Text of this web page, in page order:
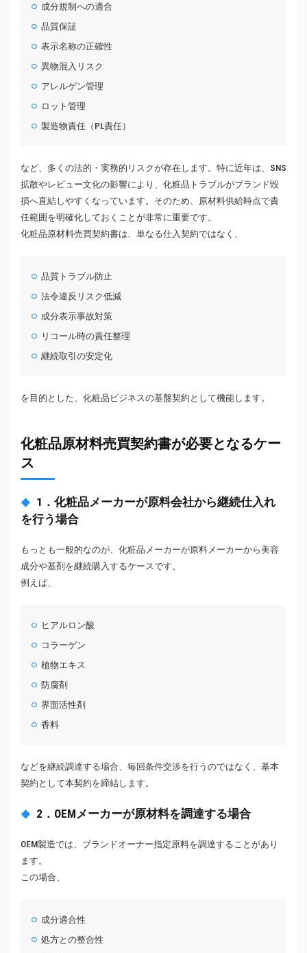
成分規制への適合
品質保証
表示名称の正確性
異物混入リスク
アレルゲン管理
ロット管理
製造物責任（PL責任）
など、多くの法的・実務的リスクが存在します。特に近年は、SNS
拡散やレビュー文化の影響により、化粧品トラブルがブランド毀
損へ直結しやすくなっています。そのため、原材料供給時点で責
任範囲を明確化しておくことが非常に重要です。
化粧品原材料売買契約書は、単なる仕入契約ではなく、
品質トラブル防止
法令違反リスク低減
成分表示事故対策
リコール時の責任整理
継続取引の安定化
を目的とした、化粧品ビジネスの基盤契約として機能します。
化粧品原材料売買契約書が必要となるケー
ス
1．化粧品メーカーが原料会社から継続仕入れ
を行う場合
もっとも一般的なのが、化粧品メーカーが原料メーカーから美容
成分や基剤を継続購入するケースです。
例えば、
ヒアルロン酸
コラーゲン
植物エキス
防腐剤
界面活性剤
香料
などを継続調達する場合、毎回条件交渉を行うのではなく、基本
契約として本契約を締結します。
2．OEMメーカーが原材料を調達する場合
OEM製造では、ブランドオーナー指定原料を調達することがあり
ます。
この場合、
成分適合性
処方との整合性